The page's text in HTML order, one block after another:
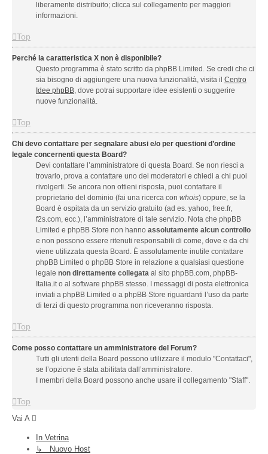
liberamente distribuito; clicca sul collegamento per maggiori
informazioni.
Top
Perché la caratteristica X non è disponibile?
Questo programma è stato scritto da phpBB Limited. Se credi che ci
sia bisogno di aggiungere una nuova funzionalità, visita il Centro
Idee phpBB, dove potrai supportare idee esistenti o suggerire
nuove funzionalità.
Top
Chi devo contattare per segnalare abusi e/o per questioni d’ordine
legale concernenti questa Board?
Devi contattare l’amministratore di questa Board. Se non riesci a
trovarlo, prova a contattare uno dei moderatori e chiedi a chi puoi
rivolgerti. Se ancora non ottieni risposta, puoi contattare il
proprietario del dominio (fai una ricerca con whois) oppure, se la
Board è ospitata da un servizio gratuito (ad es. yahoo, free.fr,
f2s.com, ecc.), l’amministratore di tale servizio. Nota che phpBB
Limited e phpBB Store non hanno assolutamente alcun controllo
e non possono essere ritenuti responsabili di come, dove e da chi
viene utilizzata questa Board. È assolutamente inutile contattare
phpBB Limited o phpBB Store in relazione a qualsiasi questione
legale non direttamente collegata al sito phpBB.com, phpBB-
Italia.it o al software phpBB stesso. I messaggi di posta elettronica
inviati a phpBB Limited o a phpBB Store riguardanti l’uso da parte
di terzi di questo programma non riceveranno risposta.
Top
Come posso contattare un amministratore del Forum?
Tutti gli utenti della Board possono utilizzare il modulo "Contattaci",
se l’opzione è stata abilitata dall’amministratore.
I membri della Board possono anche usare il collegamento "Staff".
Top
Vai A
In Vetrina
↳ Nuovo Host